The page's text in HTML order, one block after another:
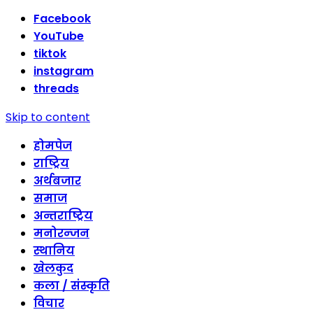
Facebook
YouTube
tiktok
instagram
threads
Skip to content
होमपेज
राष्ट्रिय
अर्थबजार
समाज
अन्तराष्ट्रिय
मनोरन्जन
स्थानिय
खेलकुद
कला / संस्कृति
विचार